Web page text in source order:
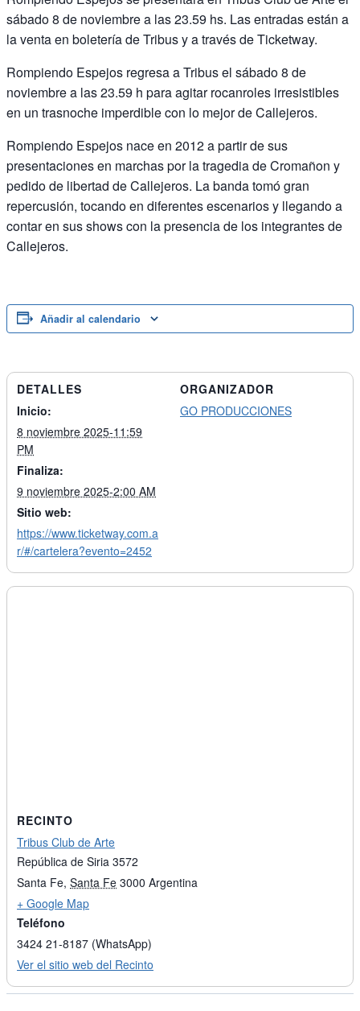
sábado 8 de noviembre a las 23.59 hs. Las entradas están a
la venta en boletería de Tribus y a través de Ticketway.
Rompiendo Espejos regresa a Tribus el sábado 8 de
noviembre a las 23.59 h para agitar rocanroles irresistibles
en un trasnoche imperdible con lo mejor de Callejeros.
Rompiendo Espejos nace en 2012 a partir de sus
presentaciones en marchas por la tragedia de Cromañon y
pedido de libertad de Callejeros. La banda tomó gran
repercusión, tocando en diferentes escenarios y llegando a
contar en sus shows con la presencia de los integrantes de
Callejeros.
Añadir al calendario
DETALLES
Inicio:
8 noviembre 2025-11:59
PM
Finaliza:
9 noviembre 2025-2:00 AM
Sitio web:
https://www.ticketway.com.a
r/#/cartelera?evento=2452
ORGANIZADOR
GO PRODUCCIONES
RECINTO
Tribus Club de Arte
República de Siria 3572
Santa Fe, Santa Fe 3000 Argentina
+ Google Map
Teléfono
3424 21-8187 (WhatsApp)
Ver el sitio web del Recinto